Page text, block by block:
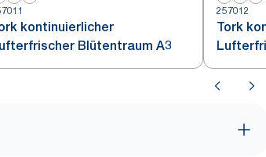
kontinuierlicher
Blütentraum A3
257012
Tork